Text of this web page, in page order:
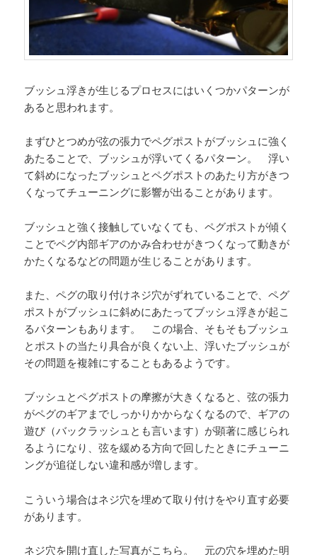
ブッシュ浮きが生じるプロセスにはいくつかパターンが
あると思われます。
まずひとつめが弦の張力でペグポストがブッシュに強く
あたることで、ブッシュが浮いてくるパターン。 浮い
て斜めになったブッシュとペグポストのあたり方がきつ
くなってチューニングに影響が出ることがあります。
ブッシュと強く接触していなくても、ペグポストが傾く
ことでペグ内部ギアのかみ合わせがきつくなって動きが
かたくなるなどの問題が生じることがあります。
また、ペグの取り付けネジ穴がずれていることで、ペグ
ポストがブッシュに斜めにあたってブッシュ浮きが起こ
るパターンもあります。 この場合、そもそもブッシュ
とポストの当たり具合が良くない上、浮いたブッシュが
その問題を複雑にすることもあるようです。
ブッシュとペグポストの摩擦が大きくなると、弦の張力
がペグのギアまでしっかりかからなくなるので、ギアの
遊び（バックラッシュとも言います）が顕著に感じられ
るようになり、弦を緩める方向で回したときにチューニ
ングが追従しない違和感が増します。
こういう場合はネジ穴を埋めて取り付けをやり直す必要
があります。
ネジ穴を開け直した写真がこちら。 元の穴を埋めた明